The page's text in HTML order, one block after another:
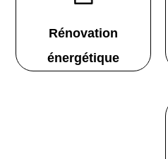
Rénovation
énergétique